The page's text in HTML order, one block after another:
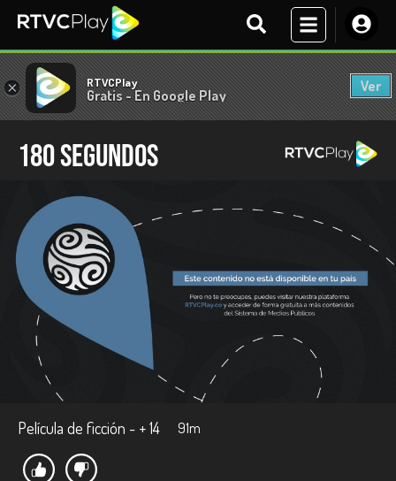
× RTVCPlay
Gratis - En Google Play
Ver
180 segundos
Película de ficción - + 14 91m